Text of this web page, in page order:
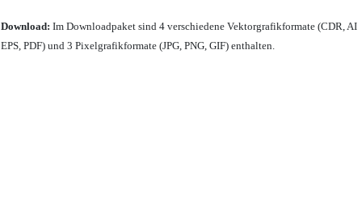
Download: Im Downloadpaket sind 4 verschiedene Vektorgrafikformate (CDR, AI
EPS, PDF) und 3 Pixelgrafikformate (JPG, PNG, GIF) enthalten.